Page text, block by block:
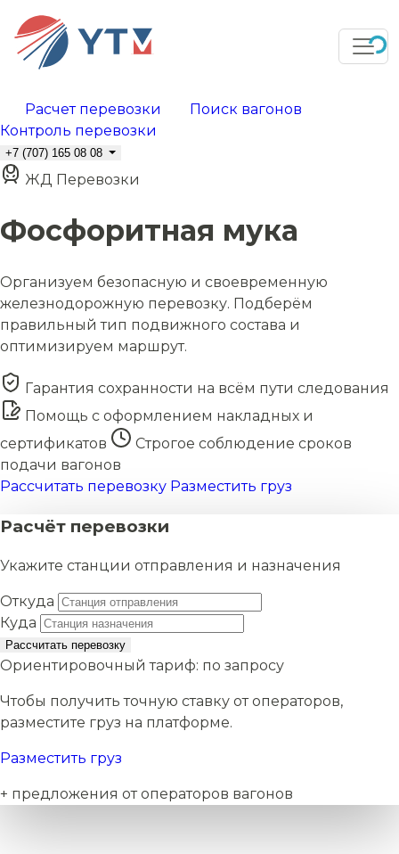
Расчет перевозки
Поиск вагонов
Контроль перевозки
+7 (707) 165 08 08
ЖД Перевозки
Фосфоритная мука
Организуем безопасную и своевременную
железнодорожную перевозку. Подберём
правильный тип подвижного состава и
оптимизируем маршрут.
Гарантия сохранности на всём пути следования
Помощь с оформлением накладных и
сертификатов
Строгое соблюдение сроков
подачи вагонов
Рассчитать перевозку Разместить груз
Расчёт перевозки
Укажите станции отправления и назначения
Откуда
Куда
Рассчитать перевозку
Ориентировочный тариф: по запросу
Чтобы получить точную ставку от операторов,
разместите груз на платформе.
Разместить груз
+ предложения от операторов вагонов